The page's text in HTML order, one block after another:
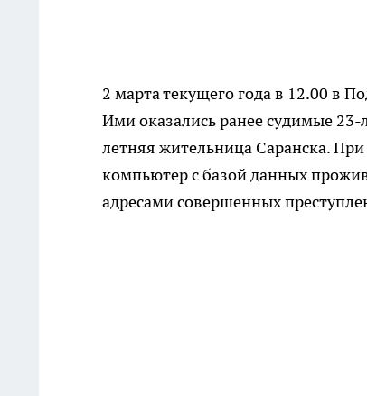
2 марта текущего года в 12.00 в
Ими оказались ранее судимые
летняя жительница Саранска.
компьютер с базой данных
адресами совершенных